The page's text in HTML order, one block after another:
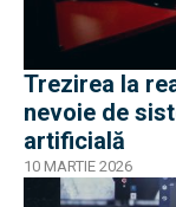
Trezirea la
nevoie de
artificială
10 MARTIE 2026